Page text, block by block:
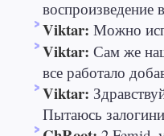
воспроизведение
Viktar: Можно
Viktar: Сам же
все работало
Viktar:
Пытаюсь